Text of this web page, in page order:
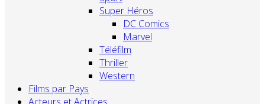
Super Héros
DC Comics
Marvel
Téléfilm
Thriller
Western
Films par Pays